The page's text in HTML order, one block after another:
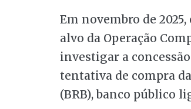
Em novembro de
alvo da Operação
investigar a
tentativa de compra
(BRB), banco público